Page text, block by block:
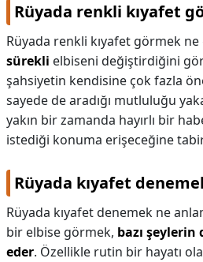
Rüyada renkli kıyafet
Rüyada renkli kıyafet görmek ne
sürekli elbiseni değiştirdiğini
şahsiyetin kendisine çok fazla
sayede de aradığı mutluluğu
yakın bir zamanda hayırlı bir
istediği konuma erişeceğine
Rüyada kıyafet
Rüyada kıyafet denemek ne
bir elbise görmek, bazı şeylerin
eder. Özellikle rutin bir hayatı